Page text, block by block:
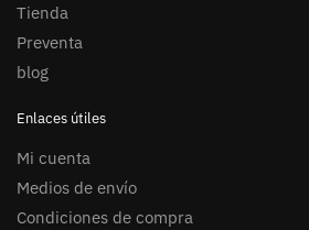
Tienda
Preventa
blog
Enlaces útiles
Mi cuenta
Medios de envío
Condiciones de compra